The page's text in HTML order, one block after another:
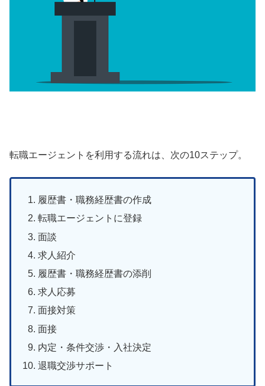
転職エージェントを利用する流れは、次の10ステップ。
履歴書・職務経歴書の作成
転職エージェントに登録
面談
求人紹介
履歴書・職務経歴書の添削
求人応募
面接対策
面接
内定・条件交渉・入社決定
退職交渉サポート